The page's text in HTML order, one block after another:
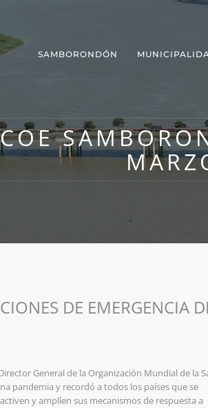
SAMBORONDÓN
DE EMERGENCIA
General de la Organización Mundial de la
pandemia y recordó a todos los países que se
y amplíen sus mecanismos de respuesta a